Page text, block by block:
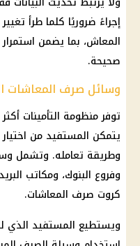
إجراءً ضروريًا كلما طرأ
المعاش، بما يضمن
صحيحة.
وسائل صرف المعاشات
توفر منظومة التأمينات
يتمكن المستفيد من
وطريقة تعامله. وتشمل
وفروع البنوك، ومكاتب
كروت صرف المعاشات.
ويستطيع المستفيد